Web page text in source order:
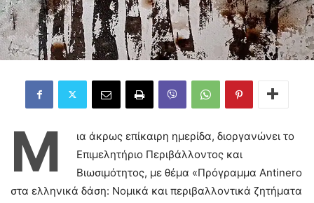
Μ
ια άκρως επίκαιρη ημερίδα, διοργανώνει το
Επιμελητήριο Περιβάλλοντος και
Βιωσιμότητος, με θέμα «Πρόγραμμα Antinero
στα ελληνικά δάση: Νομικά και περιβαλλοντικά ζητήματα